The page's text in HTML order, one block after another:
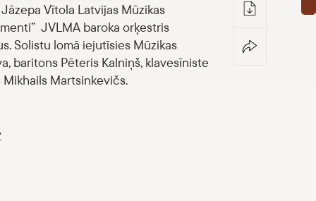
Vītola Latvijas Mūzikas
JVLMA baroka orķestris
Solistu lomā iejutīsies Mūzikas
baritons Pēteris Kalniņš, klavesīniste
Martsinkevičs.